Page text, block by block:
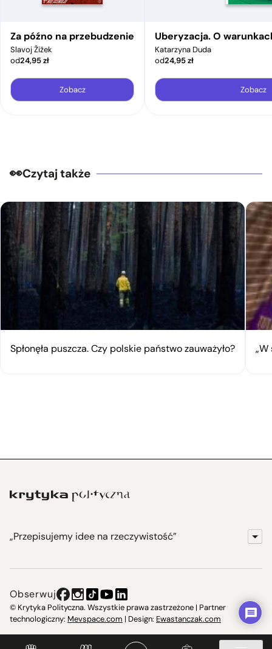
Za późno na przebudzenie
Slavoj Žižek
od24,95zł
Zobacz
Uberyzacja. O
Katarzyna Duda
od24,95zł
Zobacz
Czytaj także
Spłonęła puszcza. Czy polskie państwo zauważyło?
„Przepisujemy idee na rzeczywistość”
Instytut Krytyki Politycznej
Obserwuj
© Krytyka Polityczna. Wszystkie prawa zastrzeżone | Partner
technologiczny: Mevspace.com | Design: Ewastanczak.com